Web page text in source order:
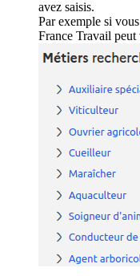
avez saisis.
Par exemple si
France Travail peut